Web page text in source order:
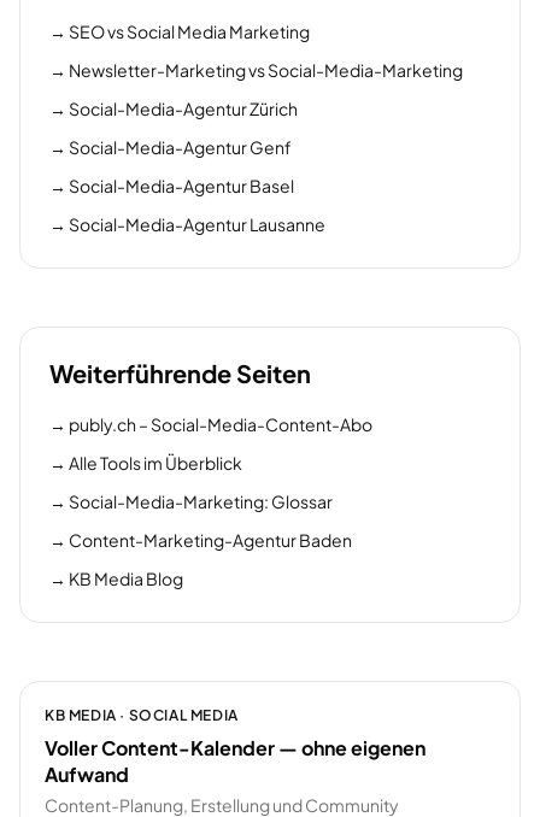
→ SEO vs Social Media Marketing
→ Newsletter-Marketing vs Social-Media-Marketing
→ Social-Media-Agentur Zürich
→ Social-Media-Agentur Genf
→ Social-Media-Agentur Basel
→ Social-Media-Agentur Lausanne
Weiterführende Seiten
→ publy.ch – Social-Media-Content-Abo
→ Alle Tools im Überblick
→ Social-Media-Marketing: Glossar
→ Content-Marketing-Agentur Baden
→ KB Media Blog
KB MEDIA · SOCIAL MEDIA
Voller Content-Kalender — ohne eigenen
Aufwand
Content-Planung, Erstellung und Community